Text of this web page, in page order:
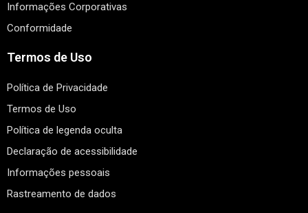
Informações Corporativas
Conformidade
Termos de Uso
Política de Privacidade
Termos de Uso
Política de legenda oculta
Declaração de acessibilidade
Informações pessoais
Rastreamento de dados